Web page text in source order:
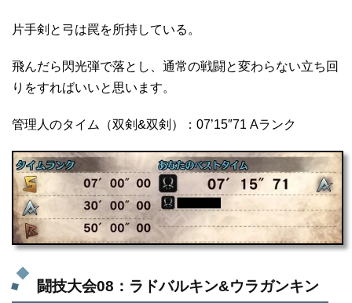
片手剣と弓は罠を所持している。
飛んだら閃光弾で落とし、通常の戦闘と変わらない立ち回
りをすればいいと思います。
管理人のタイム（双剣&双剣）：07’15″71 Aランク
闘技大会08：ラドバルキン&ウラガンキン